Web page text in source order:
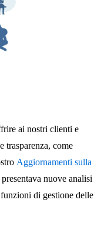
ai nostri clienti e
trasparenza, come
Aggiornamenti sulla
presentava nuove analisi
di gestione delle